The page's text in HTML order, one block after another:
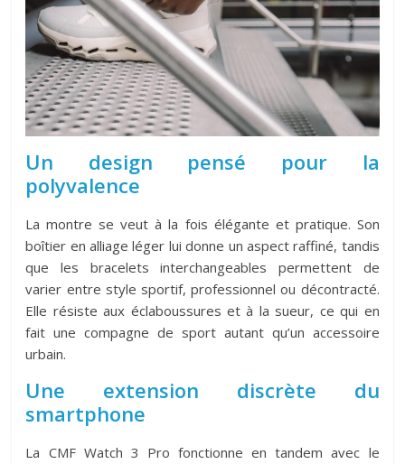
Un design pensé pour la
polyvalence
La montre se veut à la fois élégante et pratique. Son
boîtier en alliage léger lui donne un aspect raffiné, tandis
que les bracelets interchangeables permettent de
varier entre style sportif, professionnel ou décontracté.
Elle résiste aux éclaboussures et à la sueur, ce qui en
fait une compagne de sport autant qu’un accessoire
urbain.
Une extension discrète du
smartphone
La CMF Watch 3 Pro fonctionne en tandem avec le